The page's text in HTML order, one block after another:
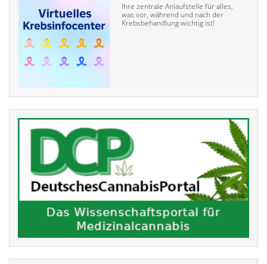
Ihre zentrale Anlaufstelle für alles,
was vor, während und nach der
Krebsbehandlung wichtig ist!